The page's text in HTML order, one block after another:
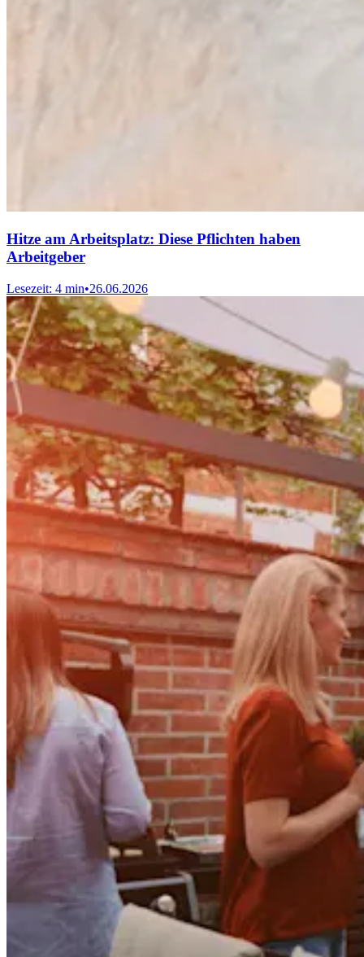
Hitze am Arbeitsplatz: Diese Pflichten haben
Arbeitgeber
Lesezeit: 4 min•26.06.2026